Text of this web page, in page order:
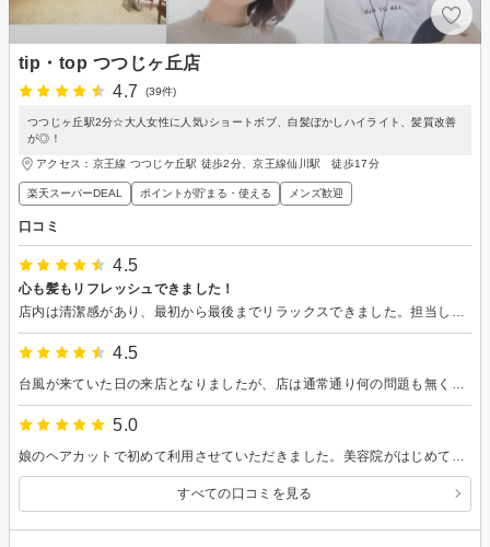
tip・top つつじヶ丘店
4.7
(39件)
つつじヶ丘駅2分☆大人女性に人気♪ショートボブ、白髪ぼかしハイライト、髪質改善
が◎！
アクセス：京王線 つつじケ丘駅 徒歩2分、京王線仙川駅 徒歩17分
楽天スーパーDEAL ポイントが貯まる・使える メンズ歓迎
口コミ
4.5
心も髪もリフレッシュできました！
4.5
5.0
すべての口コミを見る